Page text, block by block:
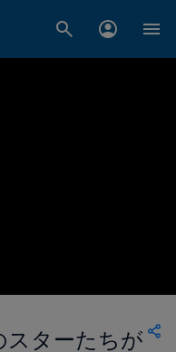
ターたちが